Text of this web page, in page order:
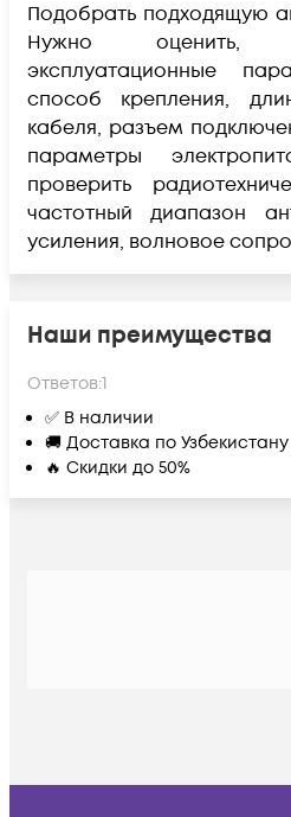
Подобрать подходящую
Нужно оценить,
эксплуатационные
способ крепления,
кабеля, разъем
параметры
проверить
частотный диапазон
усиления, волновое
Наши преимущества
Ответов:1
✅ В наличии
🚚 Доставка по Узбекистану
🔥 Скидки до 50%